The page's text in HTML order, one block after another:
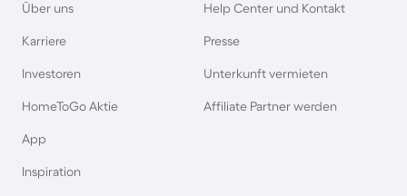
Ferienhäuser & Ferienwohnung mit Hund auf
Rügen
Gardasee
Über uns
Karriere
Investoren
HomeToGo Aktie
App
Inspiration
Help Center und Kontakt
Presse
Unterkunft vermieten
Affiliate Partner werden